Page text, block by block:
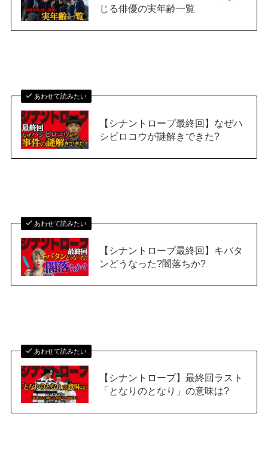
じる俳優の実年齢一覧
あわせて読みたい
【シナントロープ最終回】なぜハ
シビロコウが謎解きできた?
あわせて読みたい
【シナントロープ最終回】キバタ
ンどうなった?闇落ちか?
あわせて読みたい
【シナントロープ】最終回ラスト
「となりのとなり」の意味は?